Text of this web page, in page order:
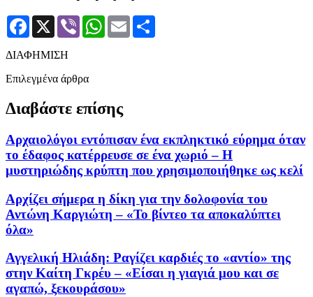
Facebook
X Viber WhatsApp
Email
ΔΙΑΦΗΜΙΣΗ
Επιλεγμένα άρθρα
Διαβάστε επίσης
Αρχαιολόγοι εντόπισαν ένα εκπληκτικό εύρημα όταν
το έδαφος κατέρρευσε σε ένα χωριό – Η
μυστηριώδης κρύπτη που χρησιμοποιήθηκε ως κελί
Αρχίζει σήμερα η δίκη για την δολοφονία του
Αντώνη Καργιώτη – «Το βίντεο τα αποκαλύπτει
όλα»
Αγγελική Ηλιάδη: Ραγίζει καρδιές το «αντίο» της
στην Καίτη Γκρέυ – «Είσαι η γιαγιά μου και σε
αγαπώ, ξεκουράσου»